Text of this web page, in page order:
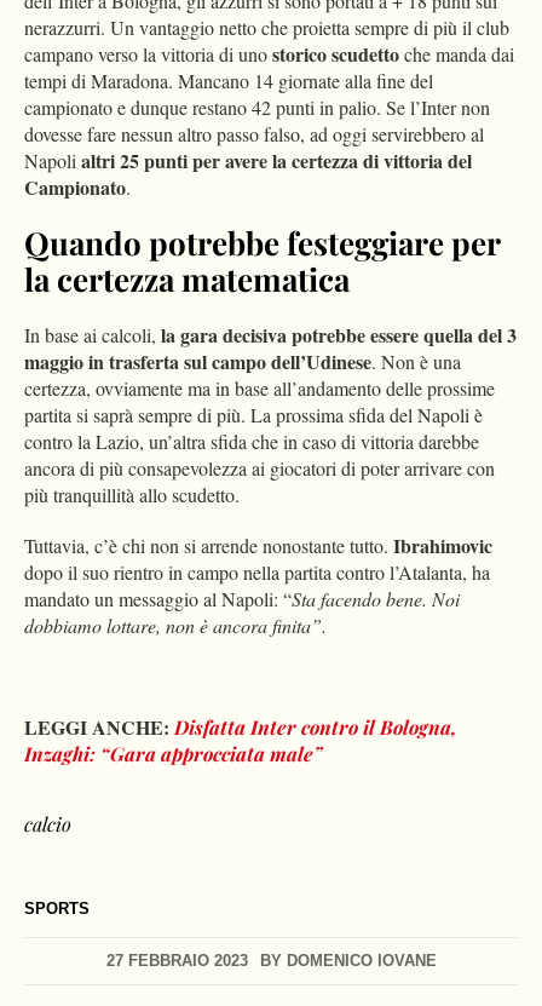
SPORTS
27 FEBBRAIO 2023 BY DOMENICO IOVANE
nerazzurri. Un vantaggio netto che proietta sempre di più il club
campano verso la vittoria di unostorico scudettoche manda dai
tempi di Maradona. Mancano 14 giornate alla fine del
campionato e dunque restano 42 punti in palio. Se l’Inter non
dovesse fare nessun altro passo falso, ad oggi servirebbero al
Napolialtri 25 punti per avere la certezza di vittoria del
Campionato.
Quando potrebbe festeggiare per
la certezza matematica
In base ai calcoli, la gara decisiva potrebbe essere quella del 3
maggio in trasferta sul campo dell’Udinese. Non è una
certezza, ovviamente ma in base all’andamento delle prossime
partita si saprà sempre di più. La prossima sfida del Napoli è
contro la Lazio, un’altra sfida che in caso di vittoria darebbe
ancora di più consapevolezza ai giocatori di poter arrivare con
più tranquillità allo scudetto.
Tuttavia, c’è chi non si arrende nonostante tutto. Ibrahimovic
dopo il suo rientro in campo nella partita contro l’Atalanta, ha
mandato un messaggio al Napoli: “Sta facendo bene. Noi
dobbiamo lottare, non è ancora finita”.
LEGGI ANCHE:Disfatta Inter contro il Bologna,
Inzaghi: “Gara approcciata male”
calcio